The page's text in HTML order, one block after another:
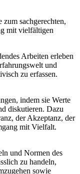
sachgerechten,
mit vielfältigen
Arbeiten erleben
und
zu erfassen.
indem sie Werte
diskutieren. Dazu
der Akzeptanz, der
mit Vielfalt.
und Normen des
zu handeln,
sowie